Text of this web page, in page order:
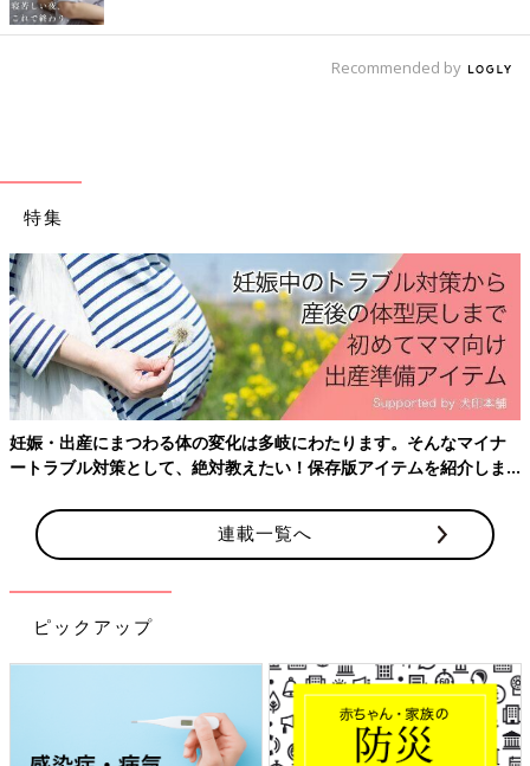
お出かけ準備がラクに♪ 引き出し収納をクローゼッ
出典：Instagramアカウント「myco_home.xx」
maicoさんはクローゼットの中にニトリの引き出し収納を入れ
て、こまごました物を整理しているみたい。抱っこひもなどのお
出かけグッズをまとめて収納するようにしたら、お出かけの用意
がラクチンになったんだそう。
Recommended by
特集
妊娠・出産にまつわる体の変化は多岐にわたります。そんなマイナ
ートラブル対策として、絶対教えたい！保存版アイテムを紹介しま
連載一覧へ
ピックアップ